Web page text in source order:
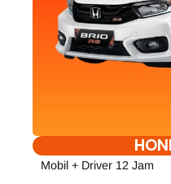
Mobil + Driver 12 Jam